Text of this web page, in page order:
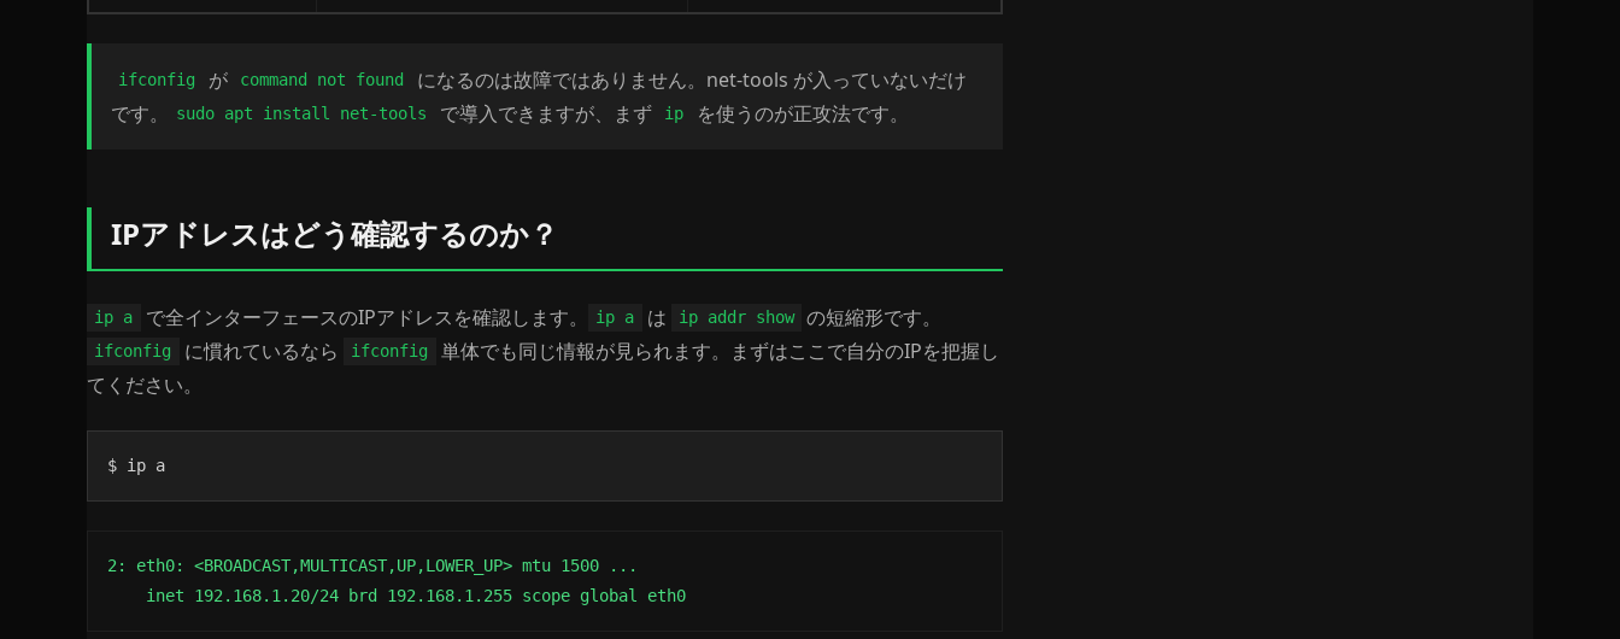
ifconfig が command not found
になるのは故障ではありません。net-tools が入っていないだけ
です。
sudo apt install net-tools で導入できますが、まず ip を使うのが正攻法です。
IPアドレスはどう確認するのか？
ip a で全インターフェースのIPアドレスを確認します。 ip a は ip addr show の短縮形です。
ifconfig に慣れているなら ifconfig
単体でも同じ情報が見られます。まずはここで自分のIPを把握し
てください。
$ ip a
2: eth0: <BROADCAST,MULTICAST,UP,LOWER_UP> mtu 1500 ...
    inet 192.168.1.20/24 brd 192.168.1.255 scope global eth0